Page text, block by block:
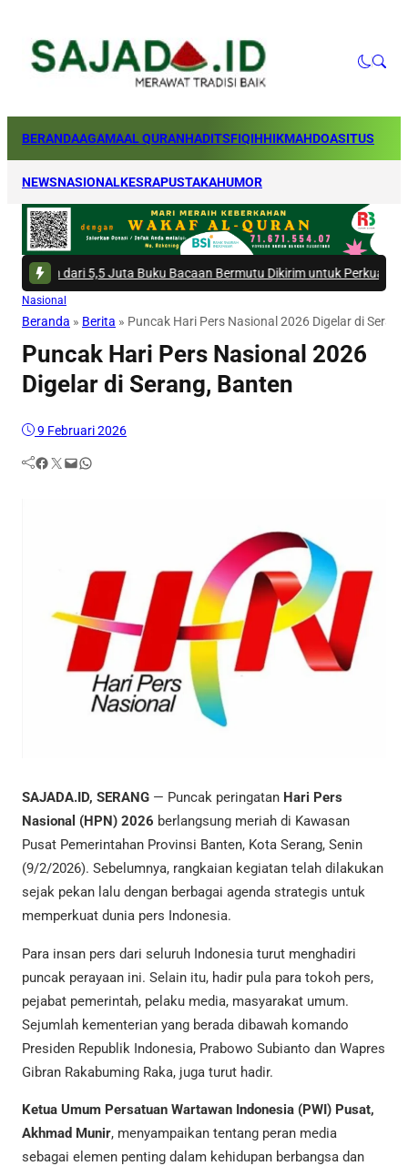
BERANDAAGAMAAL QURANHADITSFIQIHHIKMAHDOASITUS
NEWSNASIONALKESRAPUSTAKAHUMOR
Juta Buku Bacaan Bermutu Dikirim untuk Perkuat Literasi Anak
Nasional
Beranda » Berita » Puncak Hari Pers Nasional 2026 Digelar di
Puncak Hari Pers Nasional 2026
Digelar di Serang, Banten
9 Februari 2026
Facebook Twitter Mail WhatsApp
SAJADA.ID, SERANG — Puncak peringatan Hari Pers
Nasional (HPN) 2026 berlangsung meriah di Kawasan
Pusat Pemerintahan Provinsi Banten, Kota Serang, Senin
(9/2/2026). Sebelumnya, rangkaian kegiatan telah dilakukan
sejak pekan lalu dengan berbagai agenda strategis untuk
memperkuat dunia pers Indonesia.
Para insan pers dari seluruh Indonesia turut menghadiri
puncak perayaan ini. Selain itu, hadir pula para tokoh pers,
pejabat pemerintah, pelaku media, masyarakat umum.
Sejumlah kementerian yang berada dibawah komando
Presiden Republik Indonesia, Prabowo Subianto dan Wapres
Gibran Rakabuming Raka, juga turut hadir.
Ketua Umum Persatuan Wartawan Indonesia (PWI) Pusat,
Akhmad Munir, menyampaikan tentang peran media
sebagai elemen penting dalam kehidupan berbangsa dan